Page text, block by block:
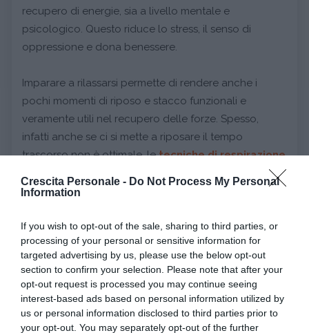
Crescita Personale - Do Not Process My Personal
Information
If you wish to opt-out of the sale, sharing to third parties, or
processing of your personal or sensitive information for
targeted advertising by us, please use the below opt-out
section to confirm your selection. Please note that after your
opt-out request is processed you may continue seeing
interest-based ads based on personal information utilized by
us or personal information disclosed to third parties prior to
your opt-out. You may separately opt-out of the further
recupero di energie, sia a livello mentale e
psicologico. Questo riduce lo stress, il senso di
oppressione e dona benessere.
Imparare a rilassarsi permette di rendere anche i
pochi momenti di riposo e stacco funzionali e
veramente utili nel recupero delle forze. Spesso,
infatti anche se ci si mette a riposare il tempo
trascorso non è ottimale, letecniche di respirazione
o rilassamento sono quindi utili a sfruttare al meglio
questo tempo.
7. Alimentazione sana
Altro tassello fondamentale è l’alimentazione. Uno
scorretto apporto di nutrienti, sia in eccesso che in
difetto, può infatti generare un’ alterazione del
funzionamento del nostro organismo con effetti sulle
energie a disposizione e sulla sensazione di